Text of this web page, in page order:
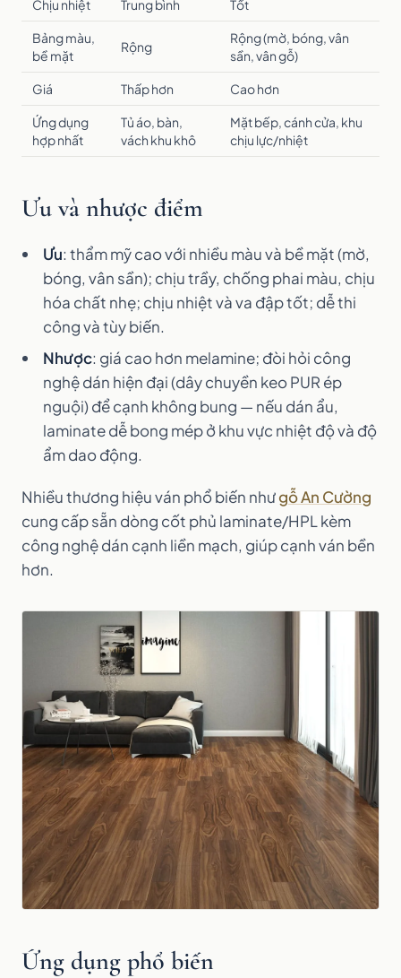
Chịu nhiệt Trung bình Tốt
Bảng màu,
bề mặt
Rộng
Rộng (mờ, bóng, vân
sần, vân gỗ)
Giá Thấp hơn Cao hơn
Ứng dụng
hợp nhất
Tủ áo, bàn,
vách khu khô
Mặt bếp, cánh cửa, khu
chịu lực/nhiệt
Ưu và nhược điểm
Ưu: thẩm mỹ cao với nhiều màu và bề mặt (mờ,
bóng, vân sần); chịu trầy, chống phai màu, chịu
hóa chất nhẹ; chịu nhiệt và va đập tốt; dễ thi
công và tùy biến.
Nhược: giá cao hơn melamine; đòi hỏi công
nghệ dán hiện đại (dây chuyền keo PUR ép
nguội) để cạnh không bung — nếu dán ẩu,
laminate dễ bong mép ở khu vực nhiệt độ và độ
ẩm dao động.
Nhiều thương hiệu ván phổ biến nhưgỗ An Cường
cung cấp sẵn dòng cốt phủ laminate/HPL kèm
công nghệ dán cạnh liền mạch, giúp cạnh ván bền
hơn.
Ứng dụng phổ biến